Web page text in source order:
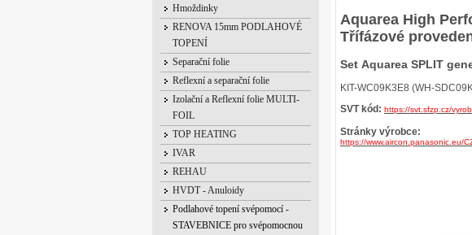
Hmoždinky
RENOVA 15mm PODLAHOVÉ
TOPENÍ
Separační folie
Reflexní a separační folie
Izolační a Reflexní folie MULTI-
FOIL
TOP HEATING
IVAR
REHAU
HVDT - Anuloidy
Podlahové topení svépomocí -
STAVEBNICE pro svépomocnou
Aquarea High
Třífázové
Set Aquarea SPLIT
KIT-WC09K3E8 (WH-
SVT kód: https://svt.sfzp.cz/
Stránky výrobce:
https://www.aircon.panasonic.eu/